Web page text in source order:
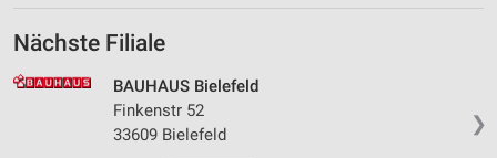
Nächste Filiale
❯
BAUHAUS Bielefeld
Finkenstr 52
33609 Bielefeld